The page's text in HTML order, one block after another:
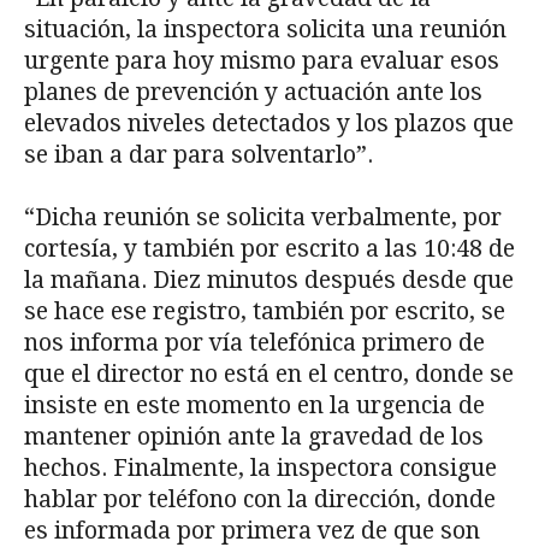
situación, la inspectora solicita una reunión
urgente para hoy mismo para evaluar esos
planes de prevención y actuación ante los
elevados niveles detectados y los plazos que
se iban a dar para solventarlo”.
“Dicha reunión se solicita verbalmente, por
cortesía, y también por escrito a las 10:48 de
la mañana. Diez minutos después desde que
se hace ese registro, también por escrito, se
nos informa por vía telefónica primero de
que el director no está en el centro, donde se
insiste en este momento en la urgencia de
mantener opinión ante la gravedad de los
hechos. Finalmente, la inspectora consigue
hablar por teléfono con la dirección, donde
es informada por primera vez de que son